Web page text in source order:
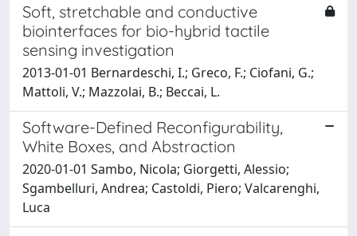
Soft, stretchable and conductive
biointerfaces for bio-hybrid tactile
sensing investigation
2013-01-01 Bernardeschi, I.; Greco, F.; Ciofani, G.;
Mattoli, V.; Mazzolai, B.; Beccai, L.
Software-Defined Reconfigurability,
White Boxes, and Abstraction
2020-01-01 Sambo, Nicola; Giorgetti, Alessio;
Sgambelluri, Andrea; Castoldi, Piero; Valcarenghi,
Luca